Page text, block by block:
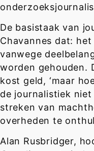
De basistaak van
Chavannes dat:
vanwege
worden gehouden.
kost geld, ‘maar
de journalistiek
streken van
overheden te
Alan Rusbridger,